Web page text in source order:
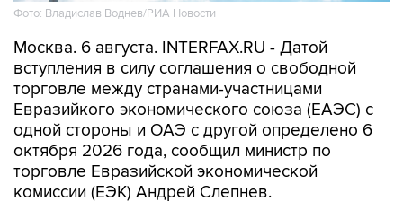
Фото: Владислав Воднев/РИА Новости
Москва. 6 августа. INTERFAX.RU - Датой
вступления в силу соглашения о свободной
торговле между странами-участницами
Евразийкого экономического союза (ЕАЭС) с
одной стороны и ОАЭ с другой определено 6
октября 2026 года, сообщил министр по
торговле Евразийской экономической
комиссии (ЕЭК) Андрей Слепнев.